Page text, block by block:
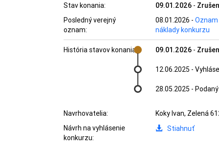
Stav konania:
09.01.2026-
Posledný verejný
oznam:
08.01.2026 -
náklady konkurzu
História stavov konania: 09.01.2026-
12.06.2025 -
28.05.2025 -
Navrhovatelia:
Koky Ivan, Zelená
Návrh na vyhlásenie
konkurzu:
Stiahnuť